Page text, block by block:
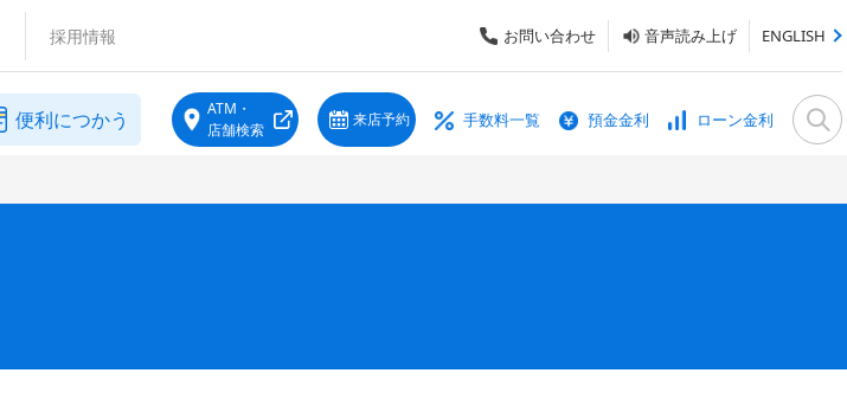
お問い合わせ 音声読み上げ ENGLISH
採用情報
便利につかう
ATM・
店舗検索
来店予約 手数料一覧 預金金利 ローン金利